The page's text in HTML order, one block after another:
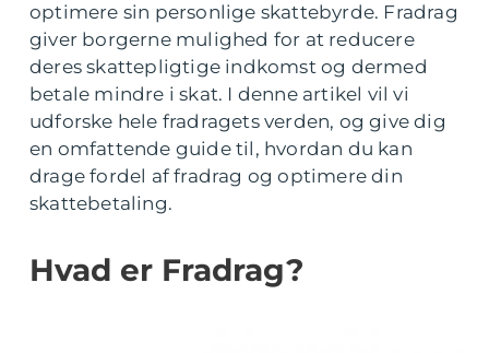
optimere sin personlige skattebyrde. Fradrag
giver borgerne mulighed for at reducere
deres skattepligtige indkomst og dermed
betale mindre i skat. I denne artikel vil vi
udforske hele fradragets verden, og give dig
en omfattende guide til, hvordan du kan
drage fordel af fradrag og optimere din
skattebetaling.
Hvad er Fradrag?